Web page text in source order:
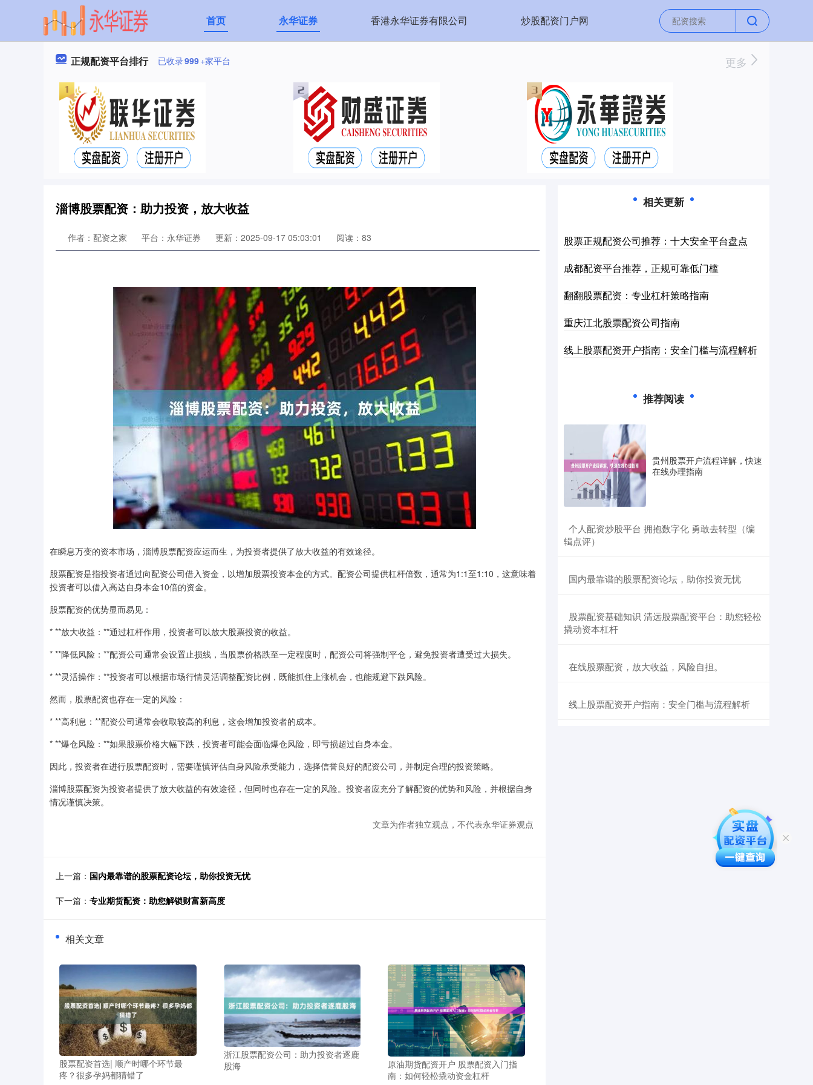
首页 永华证券 香港永华证券有限公司 炒股配资门户网
正规配资平台排行 已收录999+家平台 更多
淄博股票配资：助力投资，放大收益
作者：配资之家 平台：永华证券 更新：2025-09-17 05:03:01 阅读：83
在瞬息万变的资本市场，淄博股票配资应运而生，为投资者提供了放大收益的有效途径。
股票配资是指投资者通过向配资公司借入资金，以增加股票投资本金的方式。配资公司提供杠杆倍数，通常为1:1至1:10，这意味着
投资者可以借入高达自身本金10倍的资金。
股票配资的优势显而易见：
* **放大收益：**通过杠杆作用，投资者可以放大股票投资的收益。
* **降低风险：**配资公司通常会设置止损线，当股票价格跌至一定程度时，配资公司将强制平仓，避免投资者遭受过大损失。
* **灵活操作：**投资者可以根据市场行情灵活调整配资比例，既能抓住上涨机会，也能规避下跌风险。
然而，股票配资也存在一定的风险：
* **高利息：**配资公司通常会收取较高的利息，这会增加投资者的成本。
* **爆仓风险：**如果股票价格大幅下跌，投资者可能会面临爆仓风险，即亏损超过自身本金。
因此，投资者在进行股票配资时，需要谨慎评估自身风险承受能力，选择信誉良好的配资公司，并制定合理的投资策略。
淄博股票配资为投资者提供了放大收益的有效途径，但同时也存在一定的风险。投资者应充分了解配资的优势和风险，并根据自身
情况谨慎决策。
文章为作者独立观点，不代表永华证券观点
上一篇： 国内最靠谱的股票配资论坛，助你投资无忧
下一篇： 专业期货配资：助您解锁财富新高度
相关文章
股票配资首选| 顺产时哪个环节最
疼？很多孕妈都猜错了
浙江股票配资公司：助力投资者逐鹿
股海
原油期货配资开户 股票配资入门指
南：如何轻松撬动资金杠杆
相关更新
股票正规配资公司推荐：十大安全平台盘点
成都配资平台推荐，正规可靠低门槛
翻翻股票配资：专业杠杆策略指南
重庆江北股票配资公司指南
线上股票配资开户指南：安全门槛与流程解析
推荐阅读
贵州股票开户流程详解，快速
在线办理指南
​个人配资炒股平台 拥抱数字化 勇敢去转型（编
辑点评）
​国内最靠谱的股票配资论坛，助你投资无忧
​股票配资基础知识 清远股票配资平台：助您轻松
撬动资本杠杆
​在线股票配资，放大收益，风险自担。
​线上股票配资开户指南：安全门槛与流程解析